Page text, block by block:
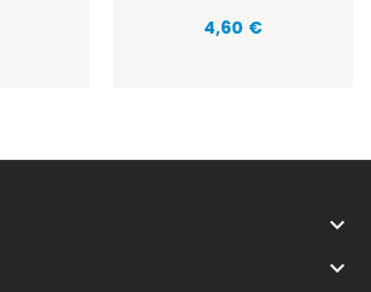
Prix
4,60 €

